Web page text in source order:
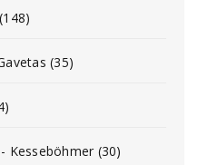
(35)
Kesseböhmer (30)